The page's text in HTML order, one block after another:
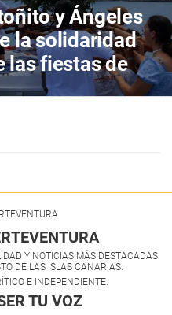
y Ángeles
la solidaridad
las fiestas de
Y NOTICIAS MÁS DESTACADAS
DE LAS ISLAS CANARIAS.
E INDEPENDIENTE.
TU VOZ.